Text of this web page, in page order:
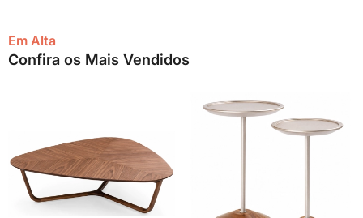
Em Alta
Confira os Mais Vendidos